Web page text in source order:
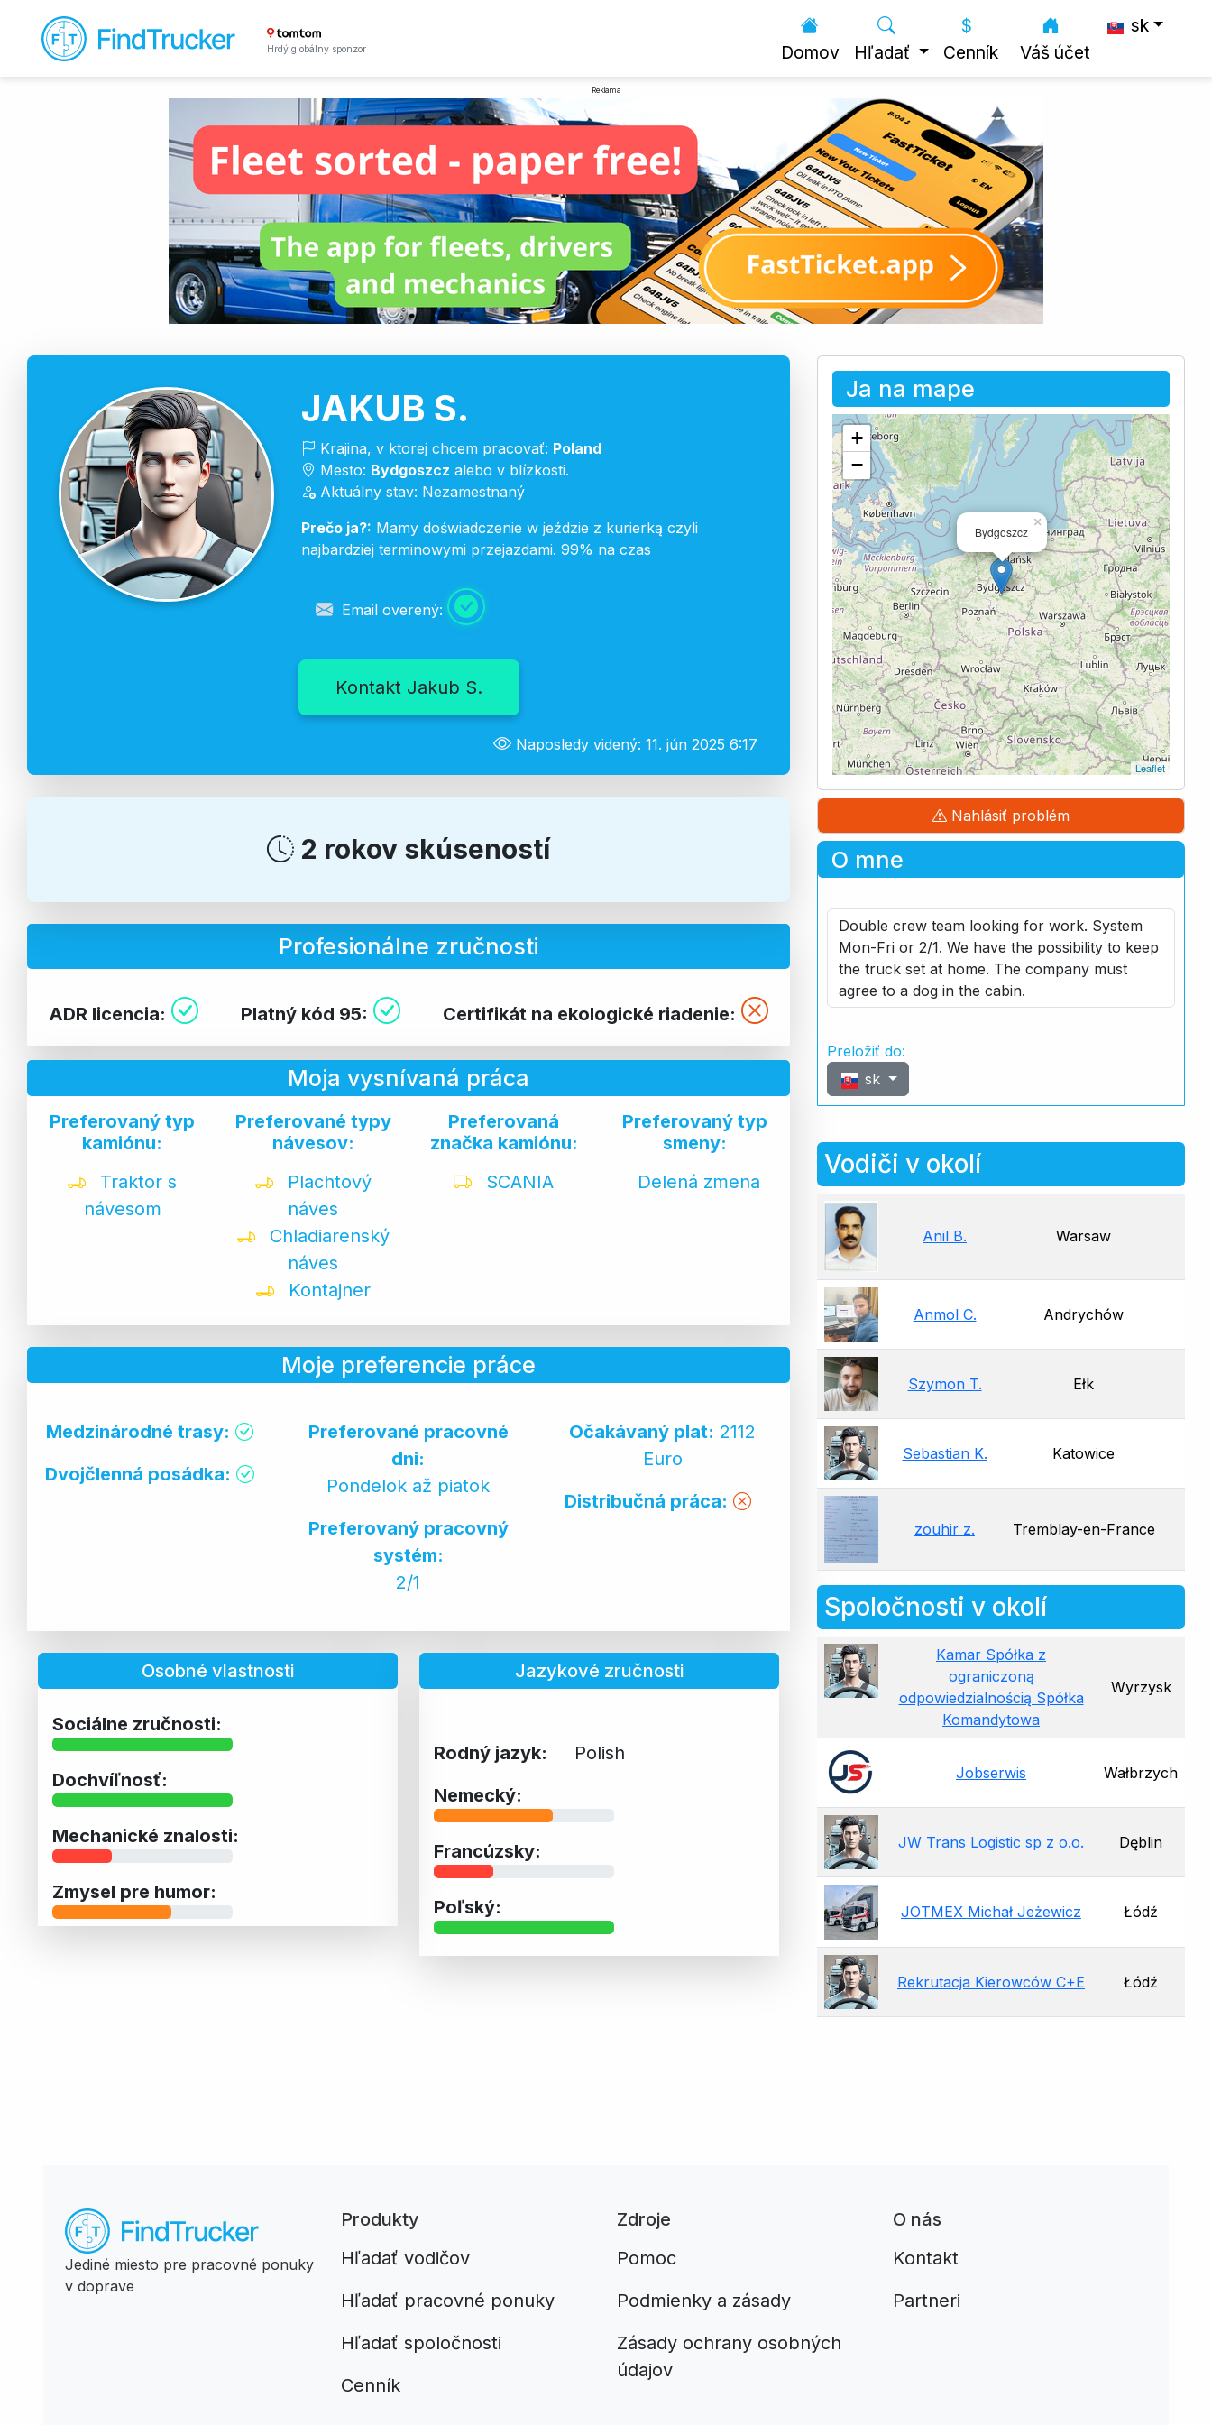
Hrdý globálny sponzor Domov Hľadať Cenník Váš účet
sk
Reklama
JAKUB S.
Krajina, v ktorej chcem pracovať: Poland
Mesto: Bydgoszcz alebo v blízkosti.
Aktuálny stav: Nezamestnaný
Prečo ja?: Mamy doświadczenie w jeździe z kurierką czyli
najbardziej terminowymi przejazdami. 99% na czas
Email overený:
Kontakt Jakub S.
Naposledy videný: 11. jún 2025 6:17
2 rokov skúseností
Profesionálne zručnosti
ADR licencia: Platný kód 95: Certifikát na ekologické riadenie:
Moja vysnívaná práca
Preferovaný typ
kamiónu:
Traktor s
návesom
Preferované typy
návesov:
Plachtový
náves
Chladiarenský
náves
Kontajner
Preferovaná
značka kamiónu:
SCANIA
Preferovaný typ
smeny:
Delená zmena
Moje preferencie práce
Medzinárodné trasy:
Dvojčlenná posádka:
Preferované pracovné
dni:
Pondelok až piatok
Preferovaný pracovný
systém:
2/1
Očakávaný plat: 2112
Euro
Distribučná práca:
Osobné vlastnosti
Sociálne zručnosti:
Dochvíľnosť:
Mechanické znalosti:
Zmysel pre humor:
Jazykové zručnosti
Rodný jazyk:
Polish
Nemecký:
Francúzsky:
Poľský:
Ja na mape
Bydgoszcz
×
+
−
Leaflet
Nahlásiť problém
O mne
Double crew team looking for work. System
Mon-Fri or 2/1. We have the possibility to keep
the truck set at home. The company must
agree to a dog in the cabin.
Preložiť do:
sk
Vodiči v okolí
Anil B. Warsaw
Anmol C. Andrychów
Szymon T. Ełk
Sebastian K. Katowice
zouhir z. Tremblay-en-France
Spoločnosti v okolí
Kamar Spółka z
ograniczoną
odpowiedzialnością Spółka
Komandytowa
Wyrzysk
Jobserwis Wałbrzych
JW Trans Logistic sp z o.o. Dęblin
JOTMEX Michał Jeżewicz Łódź
Rekrutacja Kierowców C+E Łódź
Jediné miesto pre pracovné ponuky
v doprave
Produkty
Hľadať vodičov
Hľadať pracovné ponuky
Hľadať spoločnosti
Cenník
Zdroje
Pomoc
Podmienky a zásady
Zásady ochrany osobných
údajov
O nás
Kontakt
Partneri